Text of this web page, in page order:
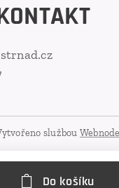
Do košíku
službou Webnode